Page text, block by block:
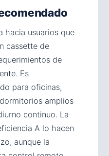
hacia usuarios que
cassette de
de
Es
para oficinas,
amplios
continuo. La
A lo hacen
aunque la